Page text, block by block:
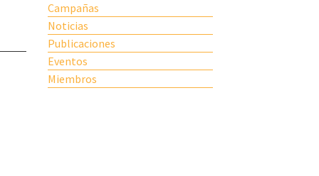
Campañas
Noticias
Publicaciones
Eventos
Miembros